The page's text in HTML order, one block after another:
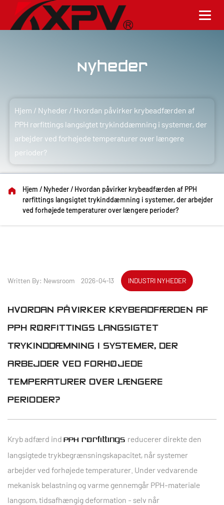
Nyheder
Hjem / Nyheder / Hvordan påvirker krybeadfærden af ​​
PPH rørfittings langsigtet trykinddæmning i systemer, der
arbejder ved forhøjede temperaturer over længere
perioder?
Hjem / Nyheder/ Hvordan påvirker krybeadfærden af ​​PPH
rørfittings langsigtet trykinddæmning i systemer, der arbejder
ved forhøjede temperaturer over længere perioder?
Written By: Newsroom 2026-04-13 INDUSTRI NYHEDER
HVORDAN PÅVIRKER KRYBEADFÆRDEN AF ​​
PPH RØRFITTINGS LANGSIGTET
TRYKINDDÆMNING I SYSTEMER, DER
ARBEJDER VED FORHØJEDE
TEMPERATURER OVER LÆNGERE
PERIODER?
Kryb adfærd ind PPH rørfittings reducerer direkte den
langsigtede trykbegrænsningskapacitet, når systemer
arbejder ved forhøjede temperaturer. Under vedvarende
mekanisk belastning og varme gennemgår PPH-materiale
langsom, tidsafhængig deformation - selv når